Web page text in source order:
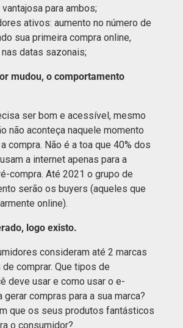
para ambos;
ativos: aumento no número de
sua primeira compra online,
datas sazonais;
mudou, o comportamento
ser bom e acessível, mesmo
não aconteça naquele momento
compra. Não é a toa que 40% dos
a internet apenas para a
compra. Até 2021 o grupo de
serão os buyers (aqueles que
online).
logo existo.
consideram até 2 marcas
comprar. Que tipos de
deve usar e como usar o e-
gerar compras para a sua marca?
que os seus produtos fantásticos
o consumidor?